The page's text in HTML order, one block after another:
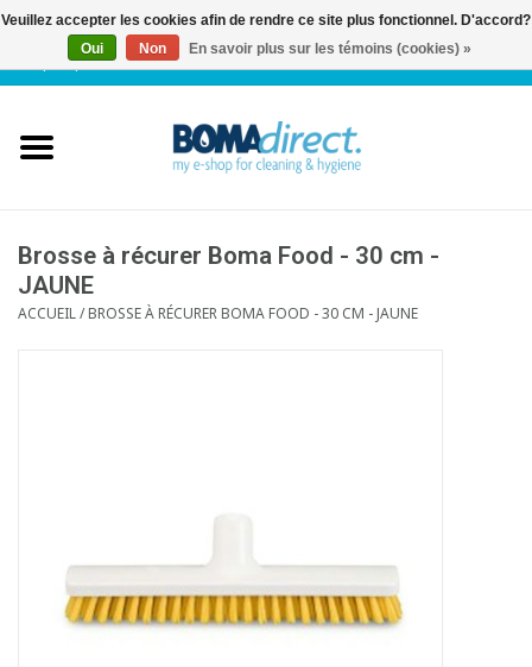
FR| 0 Articles
Service client
Blog
Brosse à récurer Boma Food - 30 cm -
JAUNE
ACCUEIL/BROSSE À RÉCURER BOMA FOOD - 30 CM - JAUNE
Veuillez accepter les cookies afin de rendre ce site plus fonctionnel. D'accord?
Oui
Non En savoir plus sur les témoins (cookies) »